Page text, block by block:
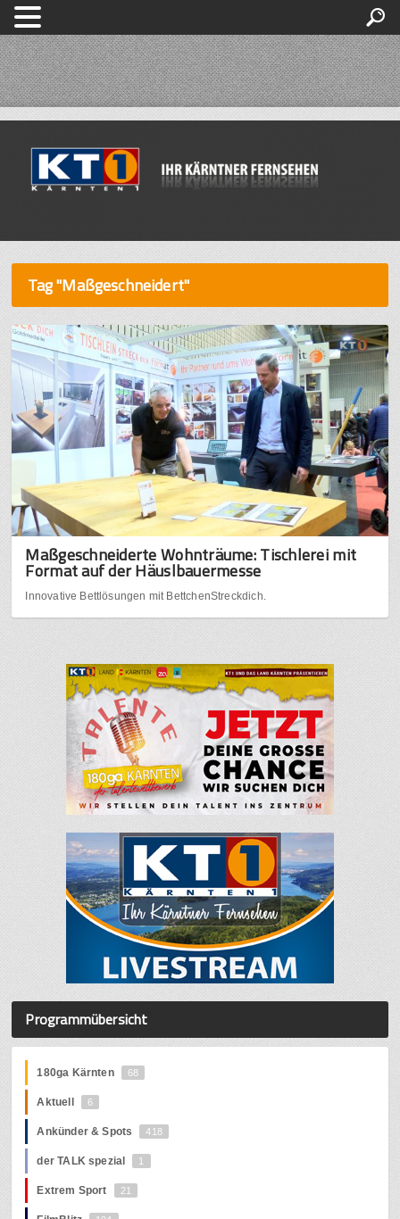
Tag "Maßgeschneidert"
Maßgeschneiderte Wohnträume: Tischlerei mit
Format auf der Häuslbauermesse
Innovative Bettlösungen mit BettchenStreckdich.
Programmübersicht
180ga Kärnten 68
Aktuell 6
Ankünder & Spots 418
der TALK spezial 1
Extrem Sport 21